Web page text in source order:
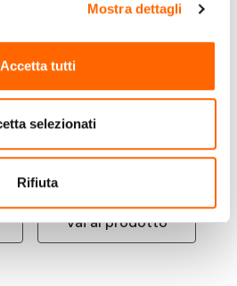
Mostra dettagli
Accetta tutti
selezionati
Rifiuta
Electrolux CIL63443
Nero Da incasso 60 cm
Piano cottura a
induzione 4 Fornello(i)
€545,00(IVA
Vai al prodotto